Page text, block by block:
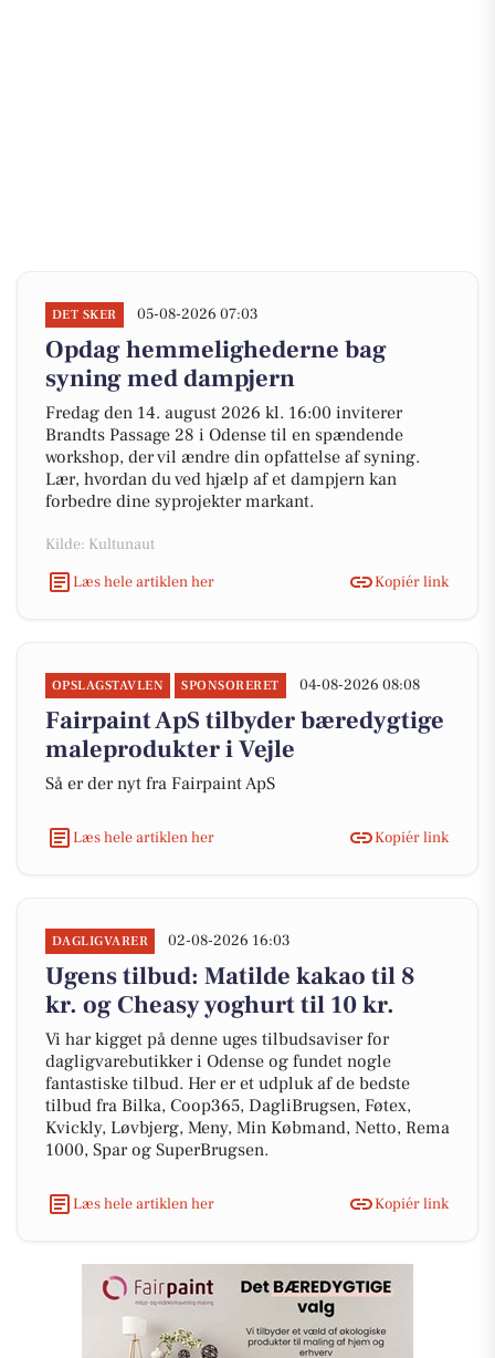
DET SKER 05-08-2026 07:03
Opdag hemmelighederne bag
syning med dampjern
Fredag den 14. august 2026 kl. 16:00 inviterer
Brandts Passage 28 i Odense til en spændende
workshop, der vil ændre din opfattelse af syning.
Lær, hvordan du ved hjælp af et dampjern kan
forbedre dine syprojekter markant.
Kilde: Kultunaut
Læs hele artiklen her
Kopiér link
OPSLAGSTAVLEN SPONSORERET 04-08-2026 08:08
Fairpaint ApS tilbyder bæredygtige
maleprodukter i Vejle
Så er der nyt fra Fairpaint ApS
Læs hele artiklen her Kopiér link
DAGLIGVARER 02-08-2026 16:03
Ugens tilbud: Matilde kakao til 8
kr. og Cheasy yoghurt til 10 kr.
Vi har kigget på denne uges tilbudsaviser for
dagligvarebutikker i Odense og fundet nogle
fantastiske tilbud. Her er et udpluk af de bedste
tilbud fra Bilka, Coop365, DagliBrugsen, Føtex,
Kvickly, Løvbjerg, Meny, Min Købmand, Netto, Rema
1000, Spar og SuperBrugsen.
Læs hele artiklen her Kopiér link